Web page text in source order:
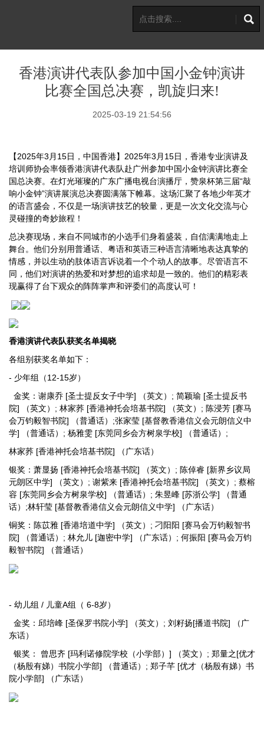
香港演讲代表队参加中国小金钟演讲
比赛全国总决赛，凯旋归来!
2025-03-19 21:54:56
【2025年3月15日，中国香港】2025年3月15日，香港专业演讲及
培训师协会率领香港演讲代表队赴广州参加中国小金钟演讲比赛全
国总决赛。在灯光璀璨的广东广播电视台演播厅，赞泉杯第三届“敲
响小金钟”演讲展演总决赛圆满落下帷幕。这场汇聚了各地少年英才
的语言盛会，不仅是一场演讲技艺的较量，更是一次文化交流与心
灵碰撞的奇妙旅程！
总决赛现场，来自不同城市的小选手们身着盛装，自信满满地走上
舞台。他们分别用普通话、粤语和英语三种语言清晰地表达真挚的
情感，并以生动的肢体语言诉说着一个个动人的故事。尽管语言不
同，他们对演讲的热爱和对梦想的追求却是一致的。他们的精彩表
现赢得了台下观众的阵阵掌声和评委们的高度认可！
香港演讲代表队获奖名单揭晓
各组别获奖名单如下：
- 少年组（12-15岁）
金奖：谢康乔 [圣士提反女子中学] （英文）; 简颖瑜 [圣士提反书
院] （英文）; 林家荞 [香港神托会培基书院] （英文）; 陈浸芳 [赛马
会万钧毅智书院] （普通话）;张家莹 [基督教香港信义会元朗信义中
学] （普通话）; 杨雅雯 [东莞同乡会方树泉学校] （普通话）;
林家荞 [香港神托会培基书院] （广东话）
银奖：萧显扬 [香港神托会培基书院] （英文）; 陈倬睿 [新界乡议局
元朗区中学] （英文）; 谢紫来 [香港神托会培基书院] （英文）; 蔡榕
容 [东莞同乡会方树泉学校] （普通话）; 朱昱峰 [苏浙公学] （普通
话）;林轩莹 [基督教香港信义会元朗信义中学] （广东话）
铜奖：陈苡雅 [香港培道中学] （英文）; 刁阳阳 [赛马会万钧毅智书
院] （普通话）; 林允儿 [迦密中学] （广东话）; 何振阳 [赛马会万钧
毅智书院] （普通话）
- 幼儿组 / 儿童A组（ 6-8岁）
金奖：邱培峰 [圣保罗书院小学] （英文）; 刘籽扬[播道书院] （广
东话）
银奖： 曾思齐 [玛利诺修院学校（小学部）] （英文）; 郑量之[优才
（杨殷有娣）书院小学部] （普通话）; 郑子芊 [优才（杨殷有娣）书
院小学部] （广东话）